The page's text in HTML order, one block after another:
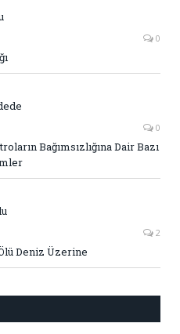
0
0
Bağımsızlığına Dair Bazı
2
Deniz Üzerine